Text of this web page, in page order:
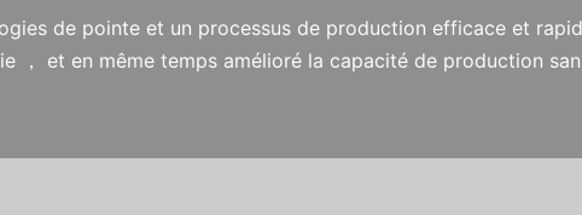
de pointe et un processus de production efficace et
， et en même temps amélioré la capacité de production